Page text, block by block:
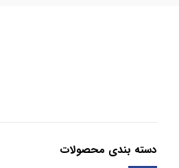
دسته بندی محصولات